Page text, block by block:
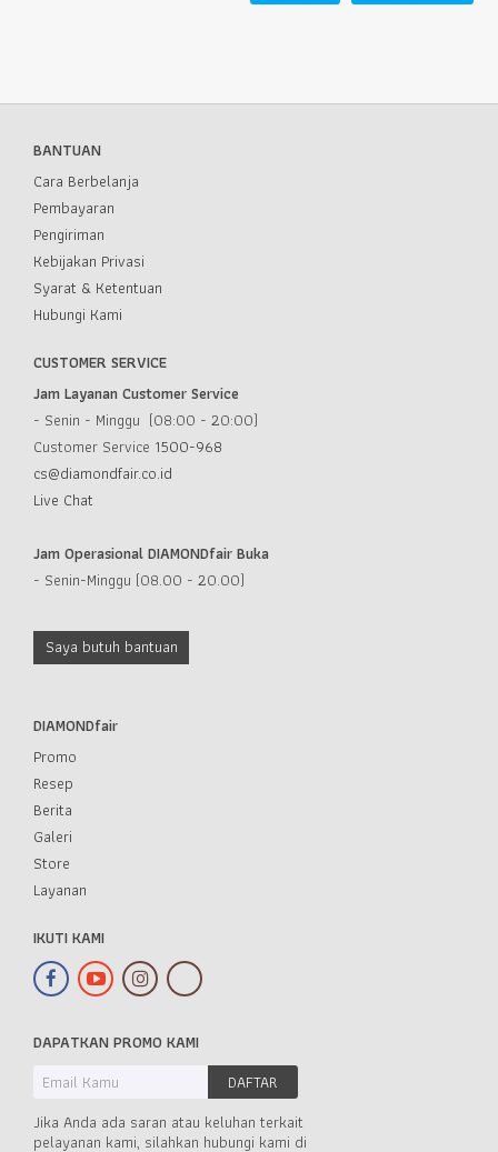
BANTUAN
Cara Berbelanja
Pembayaran
Pengiriman
Kebijakan Privasi
Syarat & Ketentuan
Hubungi Kami
CUSTOMER SERVICE
Jam Layanan Customer Service
- Senin - Minggu (08:00 - 20:00)
Customer Service 1500-968
cs@diamondfair.co.id
Live Chat
Jam Operasional DIAMONDfair Buka
- Senin-Minggu (08.00 - 20.00)
Saya butuh bantuan
DIAMONDfair
Promo
Resep
Berita
Galeri
Store
Layanan
IKUTI KAMI
DAPATKAN PROMO KAMI
Jika Anda ada saran atau keluhan terkait
pelayanan kami, silahkan hubungi kami di